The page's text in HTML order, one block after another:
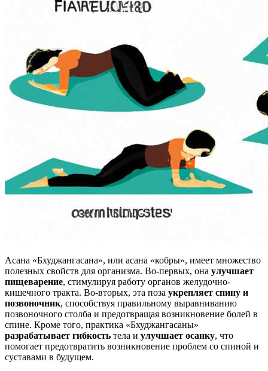
Асана «Бхуджангасана», или асана «кобры», имеет множество
полезных свойств для организма. Во-первых, она улучшает
пищеварение, стимулируя работу органов желудочно-
кишечного тракта. Во-вторых, эта поза укрепляет спину и
позвоночник, способствуя правильному выравниванию
позвоночного столба и предотвращая возникновение болей в
спине. Кроме того, практика «Бхуджангасаны»
разрабатывает гибкость тела и улучшает осанку, что
помогает предотвратить возникновение проблем со спиной и
суставами в будущем.